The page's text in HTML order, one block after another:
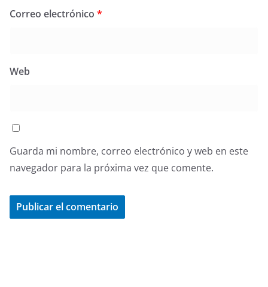
Correo electrónico *
Web
Guarda mi nombre, correo electrónico y web en este
navegador para la próxima vez que comente.